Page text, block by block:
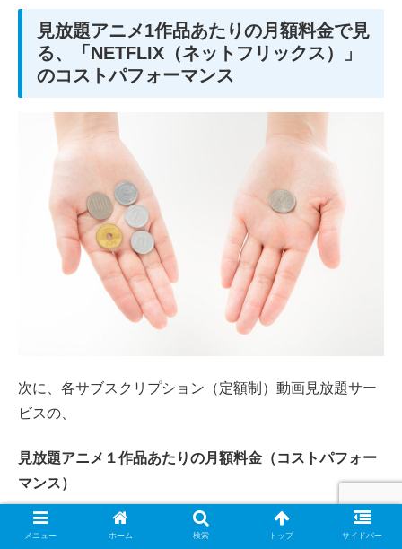
見放題アニメ1作品あたりの月額料金で見
る、「NETFLIX（ネットフリックス）」
のコストパフォーマンス
次に、各サブスクリプション（定額制）動画見放題サー
ビスの、
見放題アニメ１作品あたりの月額料金（コストパフォー
マンス）
を見る事で、「NETFLIX」のアニメ充実度を検証してい
メニュー ホーム 検索 トップ サイドバー